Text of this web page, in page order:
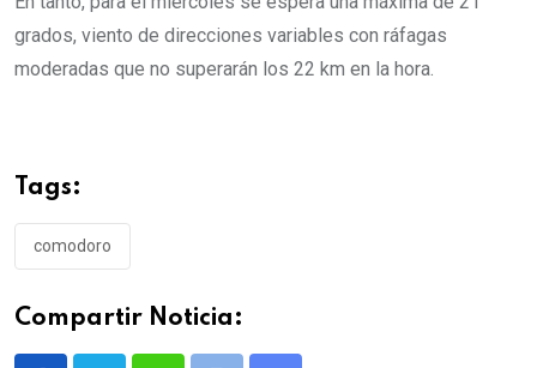
grados, viento de direcciones variables con ráfagas
moderadas que no superarán los 22 km en la hora.
Tags:
comodoro
Compartir Noticia: